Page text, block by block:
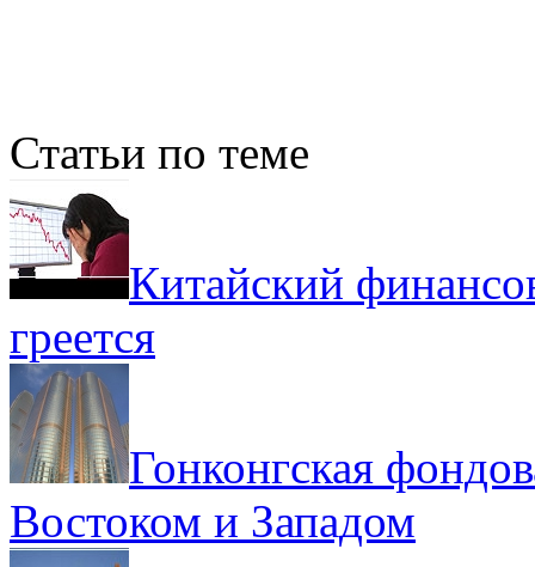
Статьи по теме
Китайский
греется
Гонконгская
Востоком и Западом